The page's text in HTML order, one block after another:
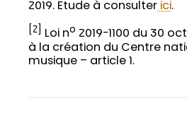
2019. Etude à consulter ici.
[2] Loi no 2019-1100 du 30
à la création du Centre
musique – article 1.